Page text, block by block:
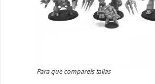
Para que compareis tallas